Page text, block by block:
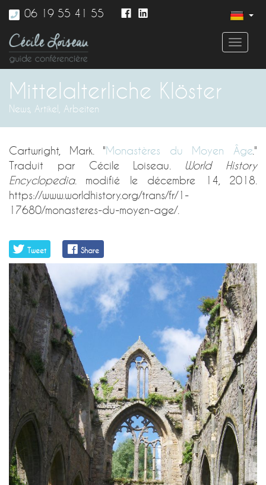
06 19 55 41 55
Mittelalterliche Klöster
News, Artikel, Arbeiten
Cartwright, Mark. "Monastères du Moyen Âge."
Traduit par Cécile Loiseau. World History
Encyclopedia. modifié le décembre 14, 2018.
https://www.worldhistory.org/trans/fr/1-
17680/monasteres-du-moyen-age/.
Tweet Share